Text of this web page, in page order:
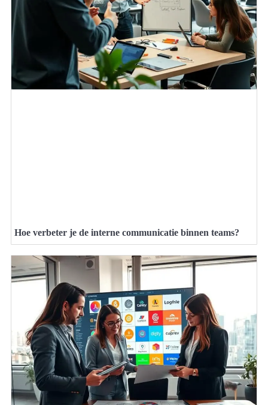
Hoe verbeter je de interne communicatie binnen teams?